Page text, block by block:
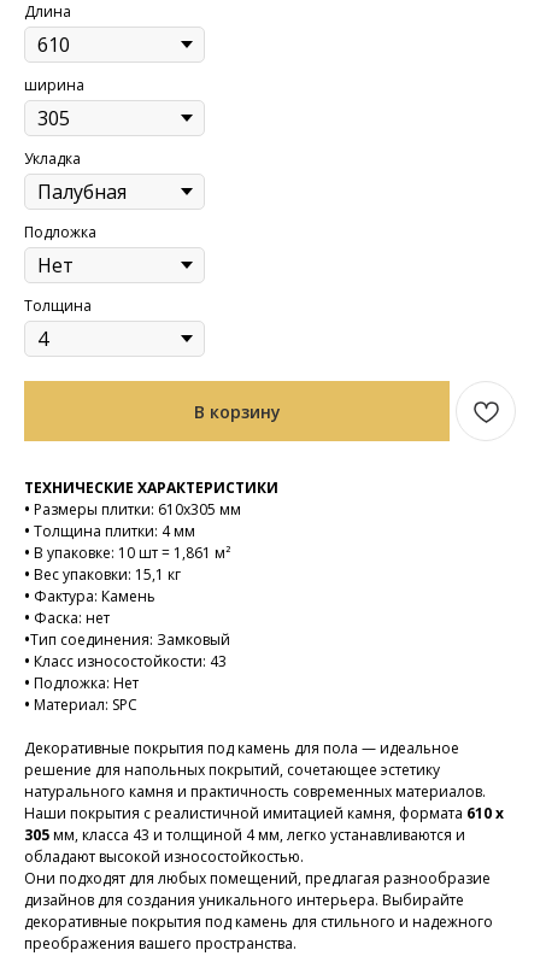
Длина
ширина
Укладка
Подложка
Толщина
В корзину
ТЕХНИЧЕСКИЕ ХАРАКТЕРИСТИКИ
• Размеры плитки: 610х305 мм
• Толщина плитки: 4 мм
• В упаковке: 10 шт = 1,861 м²
• Вес упаковки: 15,1 кг
• Фактура: Камень
• Фаска: нет
•Тип соединения: Замковый
• Класс износостойкости: 43
• Подложка: Нет
• Материал: SPC
Декоративные покрытия под камень для пола — идеальное
решение для напольных покрытий, сочетающее эстетику
натурального камня и практичность современных материалов.
Наши покрытия с реалистичной имитацией камня, формата 610 x
305мм, класса 43 и толщиной 4 мм, легко устанавливаются и
обладают высокой износостойкостью.
Они подходят для любых помещений, предлагая разнообразие
дизайнов для создания уникального интерьера. Выбирайте
декоративные покрытия под камень для стильного и надежного
преображения вашего пространства.